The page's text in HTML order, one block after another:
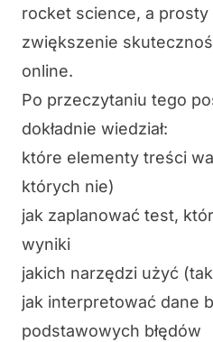
rocket science, a prosty
zwiększenie
online.
Po przeczytaniu tego
dokładnie wiedział:
które elementy treści
których nie)
jak zaplanować test,
wyniki
jakich narzędzi użyć
jak interpretować dane
podstawowych błędów